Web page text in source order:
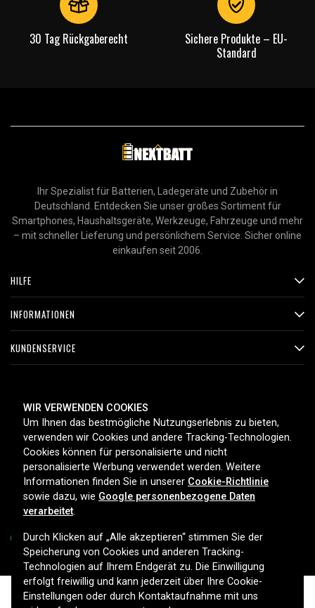
30 Tag Rückgaberecht
Sichere Produkte – EU-
Standard
Ihr Spezialist für Batterien, Ladegeräte und Zubehör in
Deutschland. Entdecken Sie unser großes Sortiment für
Smartphones, Haushaltsgeräte, Werkzeuge, Fahrzeuge und mehr
– mit schneller Lieferung und persönlichem Service. Sicher online
einkaufen seit 2006.
HILFE
INFORMATIONEN
KUNDENSERVICE
ZAHLUNGSMETHODEN
LIEFEROPTIONEN
Copyright © 2026, Spares Nordic AB
WIR VERWENDEN COOKIES
Um Ihnen das bestmögliche Nutzungserlebnis zu bieten,
verwenden wir Cookies und andere Tracking-Technologien.
Cookies können für personalisierte und nicht
personalisierte Werbung verwendet werden. Weitere
Informationen finden Sie in unserer Cookie-Richtlinie
sowie dazu, wie Google personenbezogene Daten
verarbeitet.
Durch Klicken auf „Alle akzeptieren“ stimmen Sie der
Speicherung von Cookies und anderen Tracking-
Technologien auf Ihrem Endgerät zu. Die Einwilligung
erfolgt freiwillig und kann jederzeit über Ihre Cookie-
Einstellungen oder durch Kontaktaufnahme mit uns